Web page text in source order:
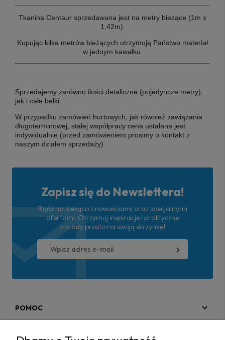
Tkanina Centaur sprzedawana jest na metry bieżące (1m x
1,42m).
Kupując kilka metrów bieżących otrzymują Państwo materiał
w jednym kawałku.
Sprzedajemy zarówno ilości detaliczne (pojedyncze metry),
jak i całe belki.
W przypadku zamówień hurtowych, jak również zawiązania
długoterminowej, stałej współpracy cena ustalana jest
indywidualnie (przed zamówieniem prosimy o kontakt z
naszym działem sprzedaży).
Zapisz się do Newslettera!
Bądź na bieżąco z nowościami oraz specjalnymi
ofertami. Otrzymuj inspiracje i praktyczne
porady prosto na swoją skrzynkę!
POMOC